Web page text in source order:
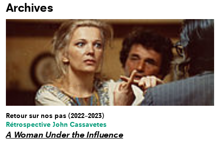
Listing des films
Archives
Retour sur nos pas (2022–2023)
Rétrospective John Cassavetes
A Woman Under the Influence